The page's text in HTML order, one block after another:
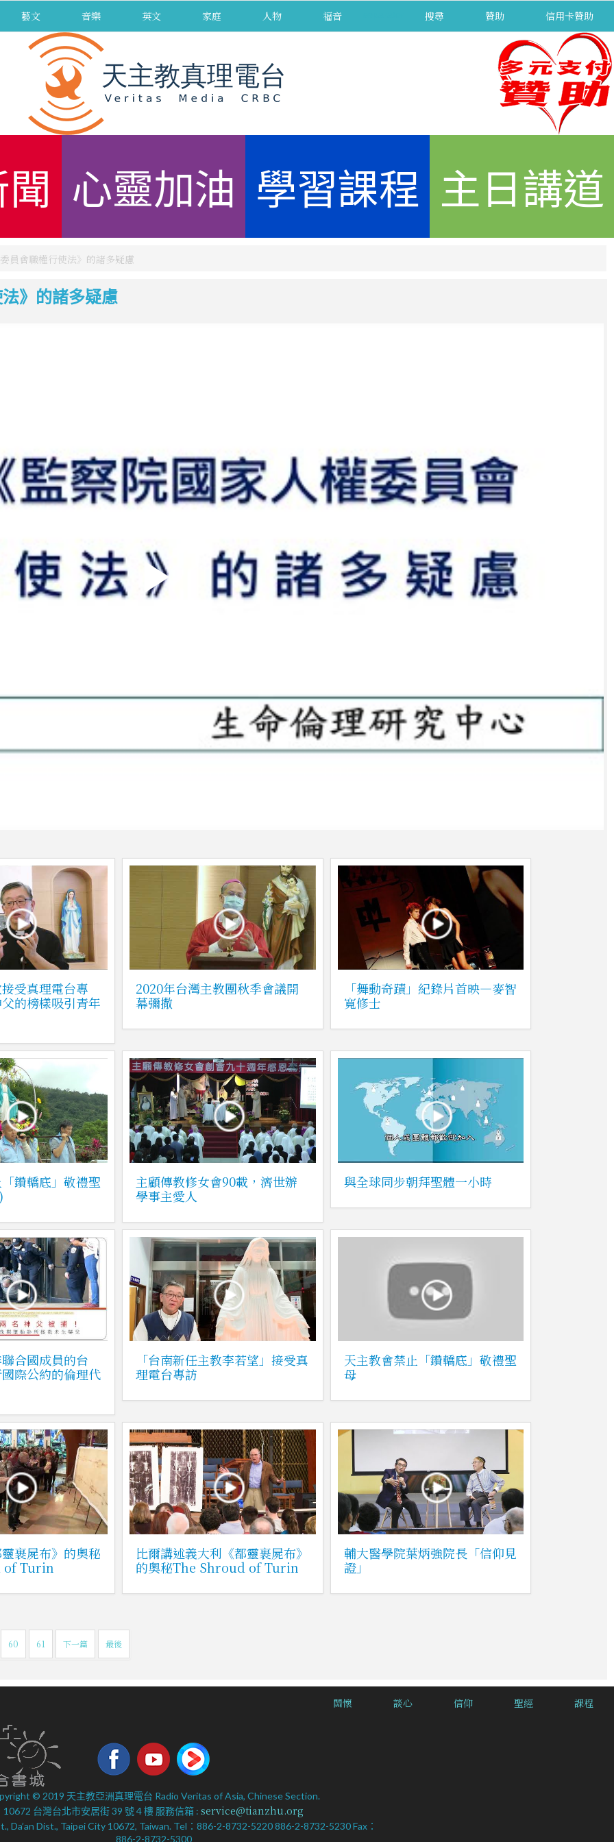
藝文 音樂 英文 家庭 人物 福音 搜尋 贊助 信用卡贊助
心靈加油 學習課程 主日講道
員會職權行使法》的諸多疑慮
》的諸多疑慮
受真理電台專
的榜樣吸引青年
2020年台灣主教團秋季會議開
幕彌撒
「舞動奇蹟」紀錄片首映—麥智
寬修士
鑽轎底」敬禮聖
主顧傳教修女會90載，濟世辦
學事主愛人
與全球同步朝拜聖體一小時
合國成員的台
際公約的倫理代
「台南新任主教李若望」接受真
理電台專訪
天主教會禁止「鑽轎底」敬禮聖
母
裹屍布》的奧秘
of Turin
比爾講述義大利《都靈裹屍布》
的奧秘The Shroud of Turin
輔大醫學院葉炳強院長「信仰見
證」
60 61 下一篇 最後
關懷 談心 信仰 聖經 課程
© 2019 天主教亞洲真理電台 Radio Veritas of Asia, Chinese Section.
10672 台灣台北市安居街 39 號 4 樓 服務信箱 : service@tianzhu.org
Da’an Dist., Taipei City 10672, Taiwan. Tel：886-2-8732-5220 886-2-8732-5230 Fax：
886-2-8732-5300